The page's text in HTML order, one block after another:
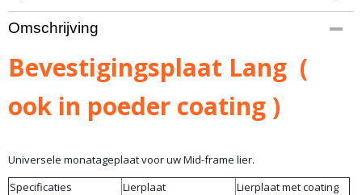
Bruto gewicht
6,00 Kg
Afmetingen (l,b,h)
840 x 212 x 84 cm
Omschrijving
Bevestigingsplaat Lang (
ook in poeder coating )
Universele monatageplaat voor uw Mid-frame lier.
Specificaties
Lierplaat
Lierplaat met coating